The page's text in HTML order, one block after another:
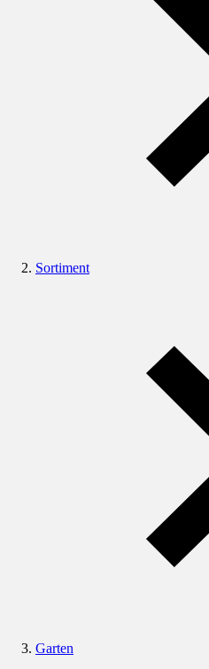
Sortiment
Garten